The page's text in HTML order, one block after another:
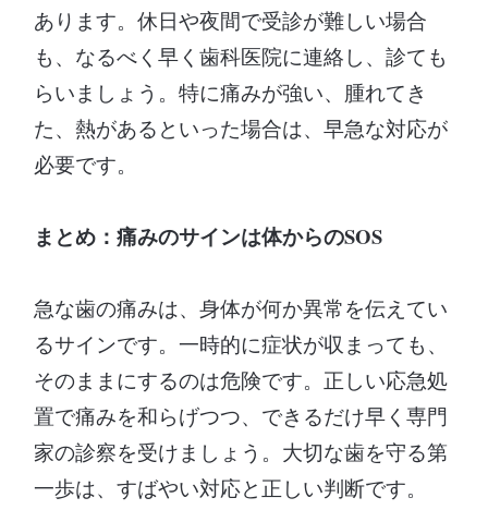
あります。休日や夜間で受診が難しい場合
も、なるべく早く歯科医院に連絡し、診ても
らいましょう。特に痛みが強い、腫れてき
た、熱があるといった場合は、早急な対応が
必要です。
まとめ：痛みのサインは体からのSOS
急な歯の痛みは、身体が何か異常を伝えてい
るサインです。一時的に症状が収まっても、
そのままにするのは危険です。正しい応急処
置で痛みを和らげつつ、できるだけ早く専門
家の診察を受けましょう。大切な歯を守る第
一歩は、すばやい対応と正しい判断です。